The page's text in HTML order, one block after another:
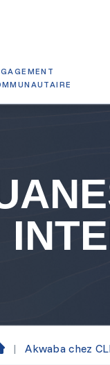
| Akwaba chez